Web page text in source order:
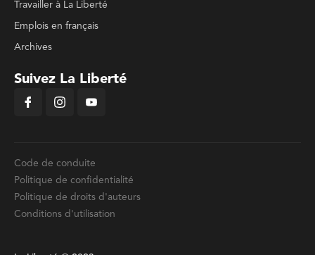
Travailler à La Liberté
Emplois en français
Archives
Suivez La Liberté
Code de conduite
Politique de confidentialité
Politique de droits d'auteurs
Conditions d'utilisation